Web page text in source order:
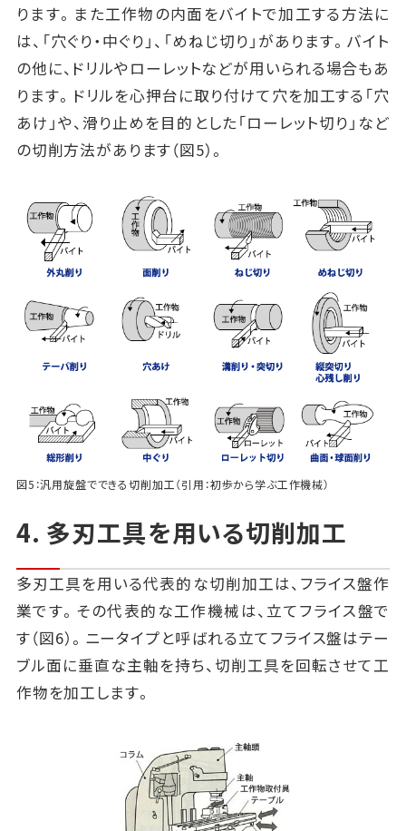
ります。また工作物の内面をバイトで加工する方法に
は、「穴ぐり・中ぐり」、「めねじ切り」があります。バイト
の他に、ドリルやローレットなどが用いられる場合もあ
ります。ドリルを心押台に取り付けて穴を加工する「穴
あけ」や、滑り止めを目的とした「ローレット切り」など
の切削方法があります（図5）。
図5：汎用旋盤でできる切削加工（引用：初歩から学ぶ工作機械）
4. 多刃工具を用いる切削加工
多刃工具を用いる代表的な切削加工は、フライス盤作
業です。その代表的な工作機械は、立てフライス盤で
す（図6）。ニータイプと呼ばれる立てフライス盤はテー
ブル面に垂直な主軸を持ち、切削工具を回転させて工
作物を加工します。